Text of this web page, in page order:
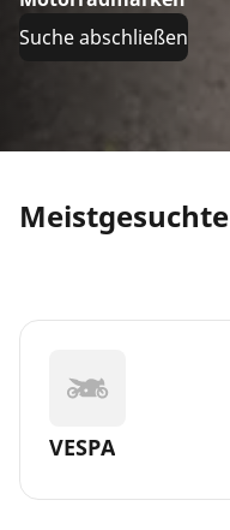
Suche abschließen
VESPA